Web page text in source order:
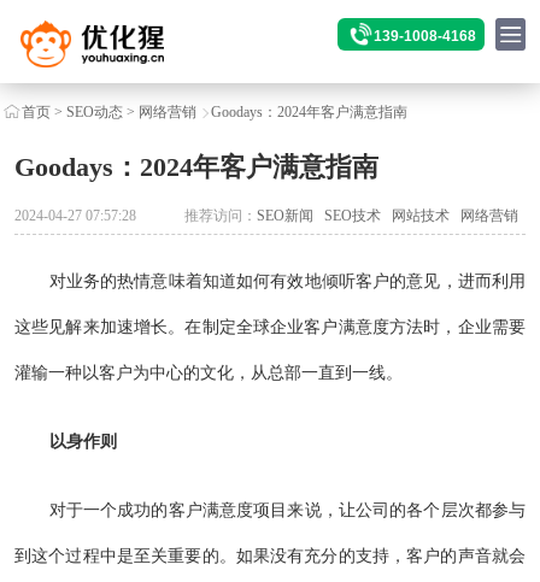
139-1008-4168
首页> SEO动态> 网络营销 Goodays：2024年客户满意指南
Goodays：2024年客户满意指南
2024-04-27 07:57:28 推荐访问：SEO新闻 SEO技术 网站技术 网络营销
对业务的热情意味着知道如何有效地倾听客户的意见，进而利用
这些见解来加速增长。在制定全球企业客户满意度方法时，企业需要
灌输一种以客户为中心的文化，从总部一直到一线。
以身作则
对于一个成功的客户满意度项目来说，让公司的各个层次都参与
到这个过程中是至关重要的。如果没有充分的支持，客户的声音就会